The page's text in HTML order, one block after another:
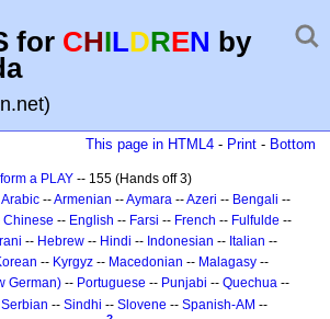
for CHILDREN by
This page in HTML4 - Print - Bottom
a PLAY -- 155 (Hands off 3)
Arabic --Armenian --Aymara --Azeri -- Bengali --
Chinese -- English -- Farsi -- French -- Fulfulde --
-- Hebrew -- Hindi -- Indonesian -- Italian --
-- Kyrgyz -- Macedonian -- Malagasy --
German) -- Portuguese -- Punjabi -- Quechua --
Serbian -- Sindhi -- Slovene -- Spanish-AM --